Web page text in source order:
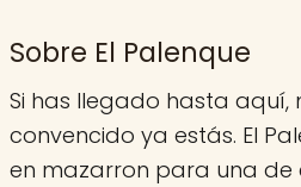
Sobre El Palenque
Si has llegado hasta aquí,
convencido ya estás. El
en mazarron para una de